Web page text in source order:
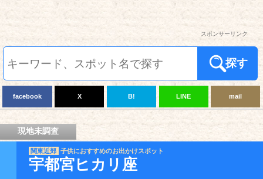
スポンサーリンク
探す
facebook X B! LINE mail
現地未調査
関東近郊 子供におすすめのお出かけスポット
宇都宮ヒカリ座